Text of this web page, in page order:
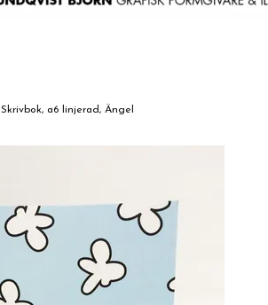
Skrivbok, a6 linjerad, Ängel